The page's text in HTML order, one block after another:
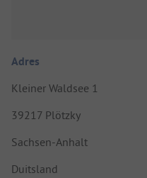
Adres
Kleiner Waldsee 1
39217 Plötzky
Sachsen-Anhalt
Duitsland